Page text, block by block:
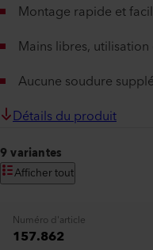
Montage rapide et
Mains libres,
Aucune soudure
Détails du produit
9 variantes
Afficher tout
Numéro d'article
157.862